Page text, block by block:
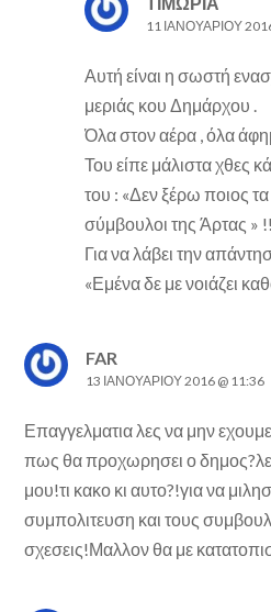
11 ΙΑΝΟΥΑΡΊΟΥ
Αυτή είναι η σωστή
μεριάς κου Δημάρχου .
Όλα στον αέρα , όλα
Του είπε μάλιστα χθες
του : «Δεν ξέρω ποιος τα
σύμβουλοι της Άρτας »
Για να λάβει την
«Εμένα δε με νοιάζει
FAR
13 ΙΑΝΟΥΑΡΊΟΥ 2016 @ 11:36
Επαγγελματια λες να μην
πως θα προχωρησει ο
μου!τι κακο κι αυτο?!για να
συμπολιτευση και τους
σχεσεις!Μαλλον θα με